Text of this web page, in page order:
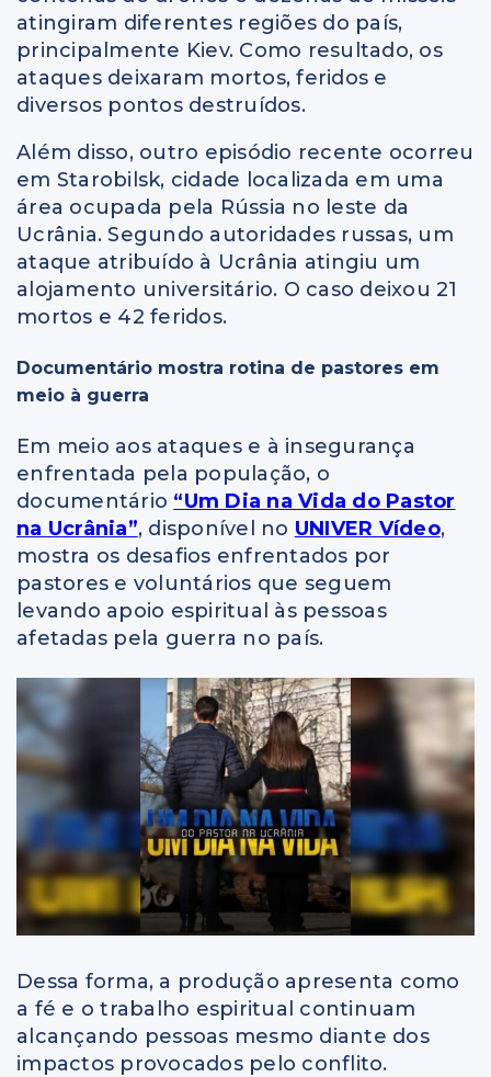
atingiram diferentes regiões do país,
principalmente Kiev. Como resultado, os
ataques deixaram mortos, feridos e
diversos pontos destruídos.
Além disso, outro episódio recente ocorreu
em Starobilsk, cidade localizada em uma
área ocupada pela Rússia no leste da
Ucrânia. Segundo autoridades russas, um
ataque atribuído à Ucrânia atingiu um
alojamento universitário. O caso deixou 21
mortos e 42 feridos.
Documentário mostra rotina de pastores em
meio à guerra
Em meio aos ataques e à insegurança
enfrentada pela população, o
documentário “Um Dia na Vida do Pastor
na Ucrânia”, disponível no UNIVER Vídeo,
mostra os desafios enfrentados por
pastores e voluntários que seguem
levando apoio espiritual às pessoas
afetadas pela guerra no país.
Dessa forma, a produção apresenta como
a fé e o trabalho espiritual continuam
alcançando pessoas mesmo diante dos
impactos provocados pelo conflito.